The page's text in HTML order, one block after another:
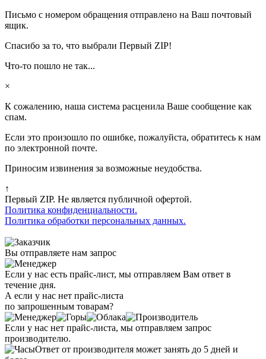
Письмо с номером обращения отправлено на Ваш почтовый
ящик.
Спасибо за то, что выбрали Первый ZIP!
Что-то пошло не так...
×
К сожалению, наша система расценила Ваше сообщение как
спам.
Если это произошло по ошибке, пожалуйста, обратитесь к нам
по электронной почте.
Приносим извинения за возможные неудобства.
↑
Первый ZIP. Не является публичной офертой.
Политика конфиденциальности.
Политика обработки персональных данных.
Вы отправляете нам запрос
Если у нас есть прайс-лист, мы отправляем Вам ответ в
течение дня.
А если у нас нет прайс-листа
по запрошенным товарам?
Если у нас нет прайс-листа, мы отправляем запрос
производителю.
Ответ от производителя может занять до 5 дней и